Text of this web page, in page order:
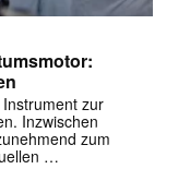
zur
Inzwischen
zum
…